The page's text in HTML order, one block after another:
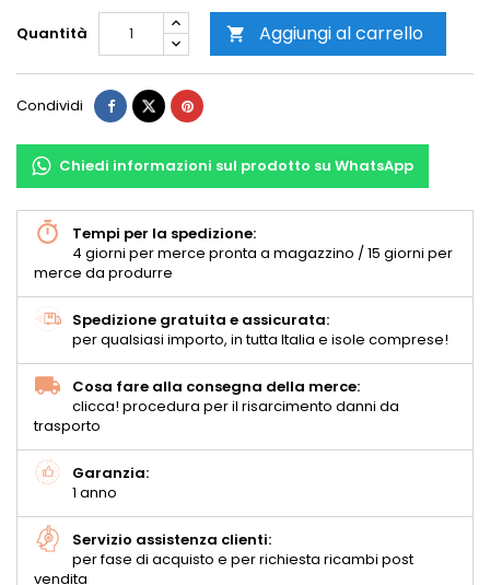
Quantità  Aggiungi al carrello
Condividi
Chiedi informazioni sul prodotto su WhatsApp
Tempi per la spedizione:
4 giorni per merce pronta a magazzino / 15 giorni per
merce da produrre
Spedizione gratuita e assicurata:
per qualsiasi importo, in tutta Italia e isole comprese!
Cosa fare alla consegna della merce:
clicca! procedura per il risarcimento danni da
trasporto
Garanzia:
1 anno
Servizio assistenza clienti:
per fase di acquisto e per richiesta ricambi post
vendita